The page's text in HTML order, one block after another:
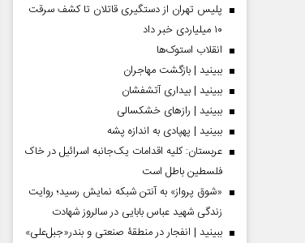
پلیس تهران از دستگیری قاتلان تا کشف سرقت
۱۰ میلیاردی خبر داد
انقلاب استوک‌ها
ببینید | بازگشت مهاجران
ببینید | بیداری آتشفشان
ببینید | رازهای خشکسالی
ببینید | پهپادی به اندازه پشه
عربستان: کلیه اقدامات یک‌جانبه اسرائیل در خاک
فلسطین باطل است
«شوق پرواز» به آنتن شبکه نمایش رسید؛ روایت
زندگی شهید عباس بابایی در سالروز شهادت
ببینید | انفجار در منطقۀ صنعتی و بندر«جبل‌علی»